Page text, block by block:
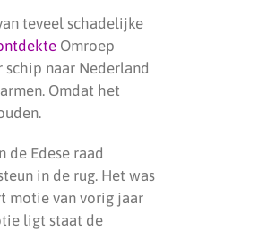
teveel schadelijke
Omroep
naar Nederland
Omdat het
Edese raad
in de rug. Het was
motie van vorig jaar
ligt staat de